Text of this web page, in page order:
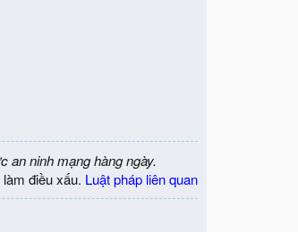
an ninh mạng hàng ngày.
điều xấu. Luật pháp liên quan